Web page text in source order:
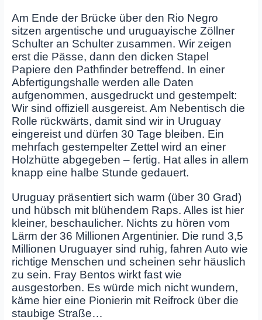
Am Ende der Brücke über den Rio Negro
sitzen argentische und uruguayische Zöllner
Schulter an Schulter zusammen. Wir zeigen
erst die Pässe, dann den dicken Stapel
Papiere den Pathfinder betreffend. In einer
Abfertigungshalle werden alle Daten
aufgenommen, ausgedruckt und gestempelt:
Wir sind offiziell ausgereist. Am Nebentisch die
Rolle rückwärts, damit sind wir in Uruguay
eingereist und dürfen 30 Tage bleiben. Ein
mehrfach gestempelter Zettel wird an einer
Holzhütte abgegeben – fertig. Hat alles in allem
knapp eine halbe Stunde gedauert.
Uruguay präsentiert sich warm (über 30 Grad)
und hübsch mit blühendem Raps. Alles ist hier
kleiner, beschaulicher. Nichts zu hören vom
Lärm der 36 Millionen Argentinier. Die rund 3,5
Millionen Uruguayer sind ruhig, fahren Auto wie
richtige Menschen und scheinen sehr häuslich
zu sein. Fray Bentos wirkt fast wie
ausgestorben. Es würde mich nicht wundern,
käme hier eine Pionierin mit Reifrock über die
staubige Straße…